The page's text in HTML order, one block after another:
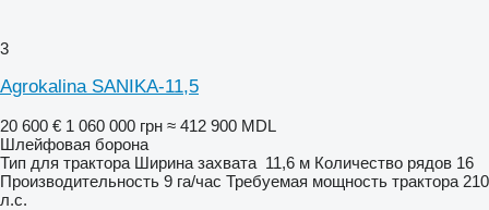
3
Agrokalina SANIKA-11,5
20 600 € 1 060 000 грн ≈ 412 900 MDL
Шлейфовая борона
Тип для трактора Ширина захвата 11,6 м Количество рядов 16
Производительность 9 га/час Требуемая мощность трактора 210
л.с.